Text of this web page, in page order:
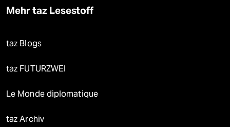
Mehr taz Lesestoff
taz Blogs
taz FUTURZWEI
Le Monde diplomatique
taz Archiv